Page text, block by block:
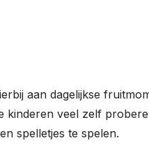
aan dagelijkse
kinderen veel zelf
spelletjes te spelen.